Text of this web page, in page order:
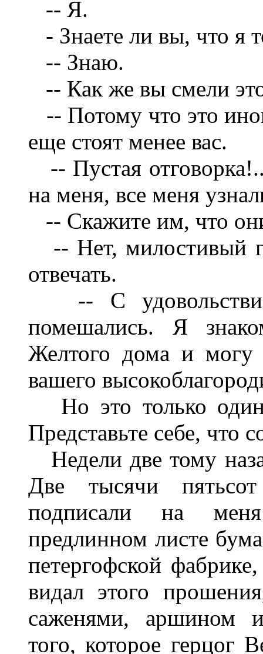
-- Я.
- Знаете ли вы, что я
-- Знаю.
-- Как же вы смели
-- Потому что это
еще стоят менее вас.
-- Пустая
на меня, все меня
-- Скажите им, что
-- Нет, милостивый
отвечать.
-- С
помешались. Я
Желтого дома и могу
вашего
Но это только
Представьте себе, что
Недели две тому
Две тысячи
подписали на
предлинном листе
петергофской
видал этого
саженями, аршином
того, которое герцог